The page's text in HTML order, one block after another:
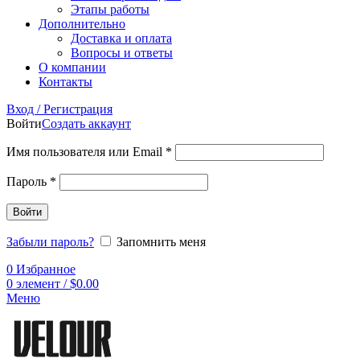
Этапы работы
Дополнительно
Доставка и оплата
Вопросы и ответы
О компании
Контакты
Вход / Регистрация
ВойтиСоздать аккаунт
Имя пользователя или Email *
Пароль *
Войти
Забыли пароль?
Запомнить меня
0 Избранное
0 элемент / $0.00
Меню